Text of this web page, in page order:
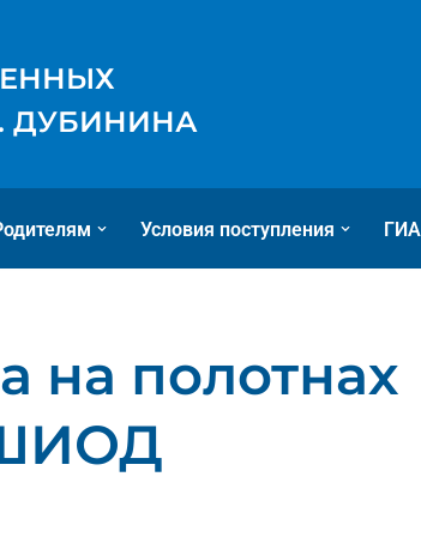
ДУБИНИНА
Условия поступления ГИА
на полотнах